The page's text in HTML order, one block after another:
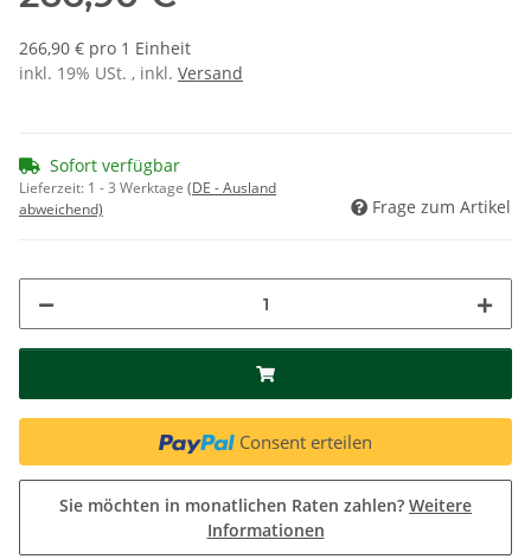
266,90 € pro 1 Einheit
inkl. 19% USt. , inkl. Versand
Sofort verfügbar
Lieferzeit: 1 - 3 Werktage (DE - Ausland
abweichend)
Frage zum Artikel
Consent erteilen
Sie möchten in monatlichen Raten zahlen? Weitere
Informationen